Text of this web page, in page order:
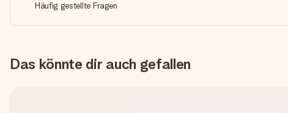
Häufig gestellte Fragen
Das könnte dir auch gefallen